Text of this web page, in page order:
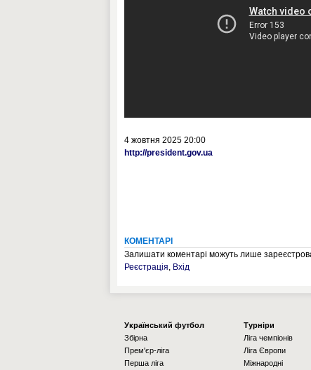
4 жовтня 2025 20:00
http://president.gov.ua
КОМЕНТАРІ
Залишати коментарі можуть лише
Реєстрація, Вхід
Українcький футбол
Збірна
Прем'єр-ліга
Перша ліга
Турніри
Ліга чемпіонів
Ліга Європи
Міжнародні